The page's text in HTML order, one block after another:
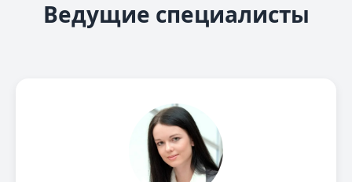
Ведущие специалисты